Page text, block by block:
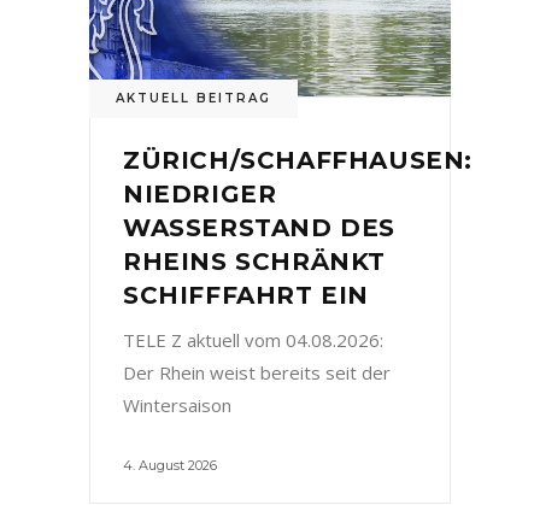
AKTUELL BEITRAG
ZÜRICH/SCHAFFHAUSEN:
NIEDRIGER
WASSERSTAND DES
RHEINS SCHRÄNKT
SCHIFFFAHRT EIN
TELE Z aktuell vom 04.08.2026:
Der Rhein weist bereits seit der
Wintersaison
4. August 2026